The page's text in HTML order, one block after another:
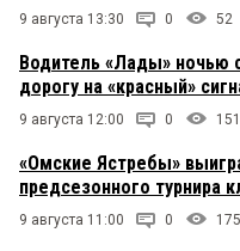
9 августа 13:30 0 52
Водитель «Лады» ночью
дорогу на «красный»
9 августа 12:00 0 151
«Омские Ястребы»
предсезонного турнира
9 августа 11:00 0 175